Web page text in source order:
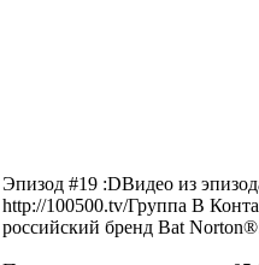
Эпизод #19 :DВидео из
http://100500.tv/Группа В
российский бренд Bat